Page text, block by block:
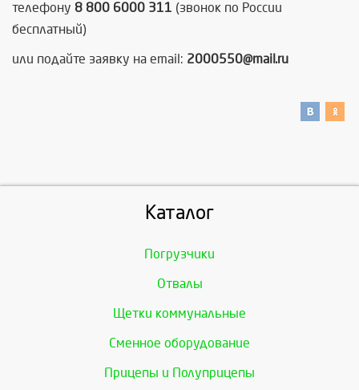
телефону 8 800 6000 311 (звонок по России
бесплатный)
или подайте заявку на email: 2000550@mail.ru
Каталог
Погрузчики
Отвалы
Щетки коммунальные
Сменное оборудование
Прицепы и Полуприцепы